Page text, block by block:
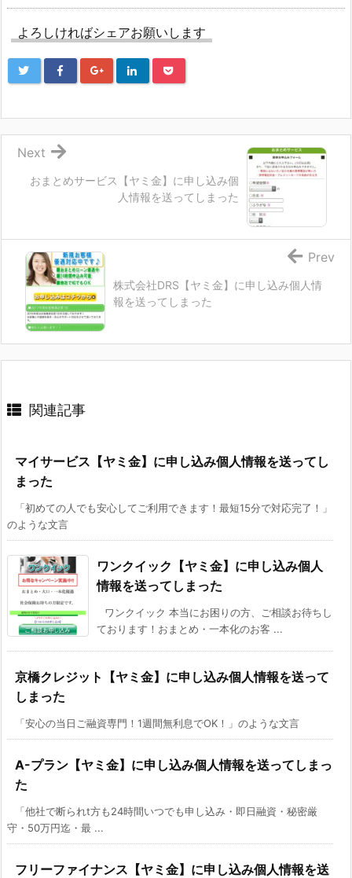
よろしければシェアお願いします
おまとめサービス【ヤミ金】に申し込み個
人情報を送ってしまった
Next
株式会社DRS【ヤミ金】に申し込み個人情
報を送ってしまった
Prev
関連記事
マイサービス【ヤミ金】に申し込み個人情報を送ってし
まった
「初めての人でも安心してご利用できます！最短15分で対応完了！」
のような文言
ワンクイック【ヤミ金】に申し込み個人
情報を送ってしまった
ワンクイック 本当にお困りの方、ご相談お待ちし
ております！おまとめ・一本化のお客 ...
京橋クレジット【ヤミ金】に申し込み個人情報を送って
しまった
「安心の当日ご融資専門！1週間無利息でOK！」のような文言
A-プラン【ヤミ金】に申し込み個人情報を送ってしまっ
た
「他社で断られt方も24時間いつでも申し込み・即日融資・秘密厳
守・50万円迄・最 ...
フリーファイナンス【ヤミ金】に申し込み個人情報を送